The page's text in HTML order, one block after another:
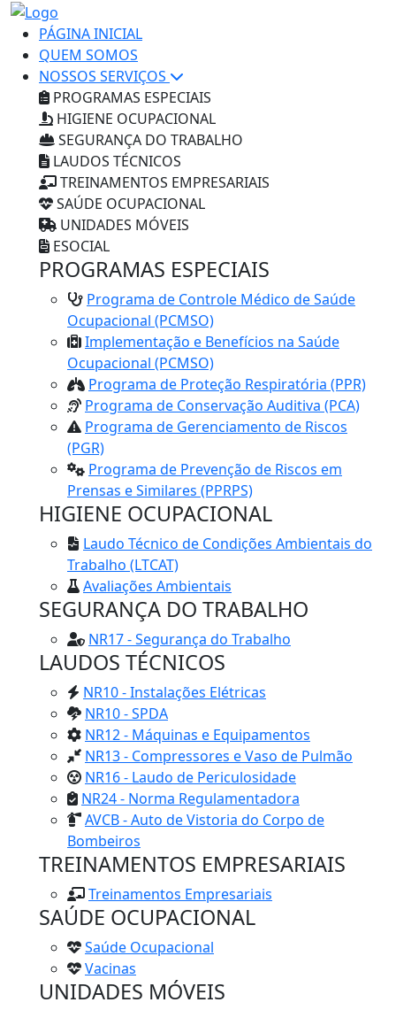
PÁGINA INICIAL
QUEM SOMOS
NOSSOS SERVIÇOS
PROGRAMAS ESPECIAIS
HIGIENE OCUPACIONAL
SEGURANÇA DO TRABALHO
LAUDOS TÉCNICOS
TREINAMENTOS EMPRESARIAIS
SAÚDE OCUPACIONAL
UNIDADES MÓVEIS
ESOCIAL
PROGRAMAS ESPECIAIS
Programa de Controle Médico de Saúde
Ocupacional (PCMSO)
Implementação e Benefícios na Saúde
Ocupacional (PCMSO)
Programa de Proteção Respiratória (PPR)
Programa de Conservação Auditiva (PCA)
Programa de Gerenciamento de Riscos
(PGR)
Programa de Prevenção de Riscos em
Prensas e Similares (PPRPS)
HIGIENE OCUPACIONAL
Laudo Técnico de Condições Ambientais do
Trabalho (LTCAT)
Avaliações Ambientais
SEGURANÇA DO TRABALHO
NR17 - Segurança do Trabalho
LAUDOS TÉCNICOS
NR10 - Instalações Elétricas
NR10 - SPDA
NR12 - Máquinas e Equipamentos
NR13 - Compressores e Vaso de Pulmão
NR16 - Laudo de Periculosidade
NR24 - Norma Regulamentadora
AVCB - Auto de Vistoria do Corpo de
Bombeiros
TREINAMENTOS EMPRESARIAIS
Treinamentos Empresariais
SAÚDE OCUPACIONAL
Saúde Ocupacional
Vacinas
UNIDADES MÓVEIS